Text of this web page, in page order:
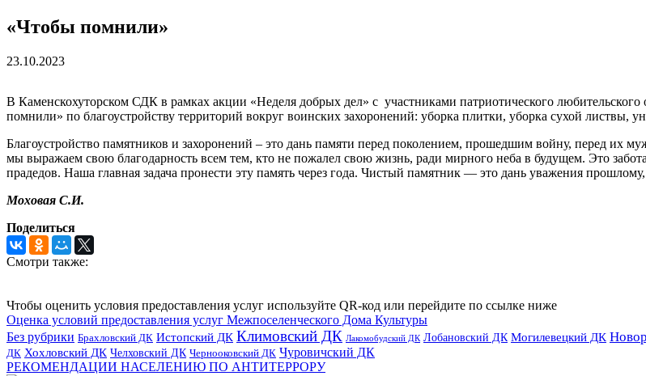
«Чтобы помнили»
23.10.2023
В Каменскохуторском СДК в рамках акции «Неделя добрых дел» с участниками патриотического
помнили» по благоустройству территорий вокруг воинских захоронений: уборка плитки, уборка сухой листвы,
Благоустройство памятников и захоронений – это дань памяти перед поколением, прошедшим войну, перед их
мы выражаем свою благодарность всем тем, кто не пожалел свою жизнь, ради мирного неба в будущем. Это
прадедов. Наша главная задача пронести эту память через года. Чистый памятник — это дань уважения
Моховая С.И.
Поделиться
Смотри также:
Чтобы оценить условия предоставления услуг используйте QR-код или перейдите по ссылке ниже
Оценка условий предоставления услуг Межпоселенческого Дома Культуры
Без рубрики Брахловский ДК Истопский ДК Климовский ДК Лакомобудский ДК Лобановский ДК Могилевецкий ДК
ДК Хохловский ДК Челховский ДК Чернооковский ДК Чуровичский ДК
РЕКОМЕНДАЦИИ НАСЕЛЕНИЮ ПО АНТИТЕРРОРУ